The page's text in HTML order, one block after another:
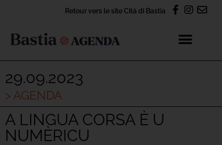
Retour vers le site Cità di Bastia
29.09.2023
> AGENDA
A LINGUA CORSA È U
NUMÈRICU